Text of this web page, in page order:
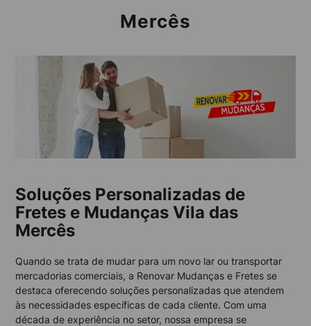
Mercês
Soluções Personalizadas de
Fretes e Mudanças Vila das
Mercês
Quando se trata de mudar para um novo lar ou transportar
mercadorias comerciais, a Renovar Mudanças e Fretes se
destaca oferecendo soluções personalizadas que atendem
às necessidades específicas de cada cliente. Com uma
década de experiência no setor, nossa empresa se